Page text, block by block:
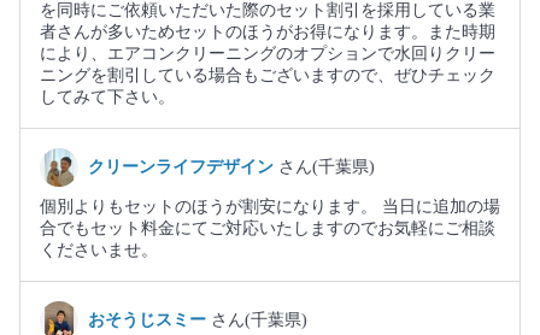
を同時にご依頼いただいた際のセット割引を採用している業
者さんが多いためセットのほうがお得になります。また時期
により、エアコンクリーニングのオプションで水回りクリー
ニングを割引している場合もございますので、ぜひチェック
してみて下さい。
クリーンライフデザイン さん(千葉県)
個別よりもセットのほうが割安になります。 当日に追加の場
合でもセット料金にてご対応いたしますのでお気軽にご相談
くださいませ。
おそうじスミー さん(千葉県)